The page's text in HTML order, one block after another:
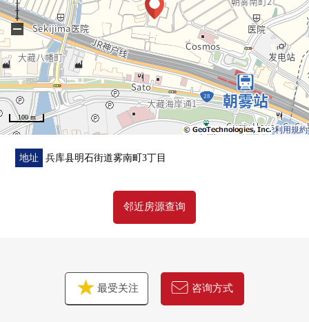
利用規約
100 m
−
地址 兵库县明石街道雾南町3丁目
邻近房源查询
最受关注 咨询方式